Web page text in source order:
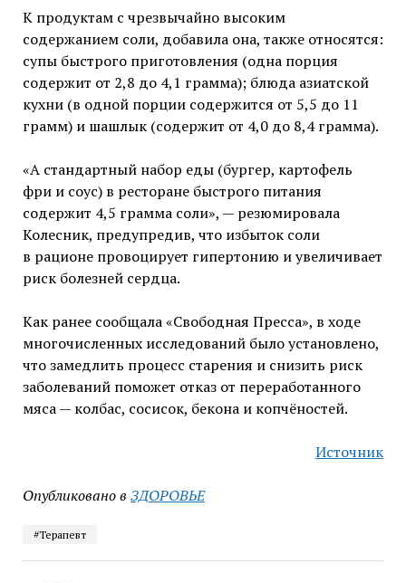
К продуктам с чрезвычайно высоким
содержанием соли, добавила она, также относятся:
супы быстрого приготовления (одна порция
содержит от 2,8 до 4,1 грамма); блюда азиатской
кухни (в одной порции содержится от 5,5 до 11
грамм) и шашлык (содержит от 4,0 до 8,4 грамма).
«А стандартный набор еды (бургер, картофель
фри и соус) в ресторане быстрого питания
содержит 4,5 грамма соли», — резюмировала
Колесник, предупредив, что избыток соли
в рационе провоцирует гипертонию и увеличивает
риск болезней сердца.
Как ранее сообщала «Свободная Пресса», в ходе
многочисленных исследований было установлено,
что замедлить процесс старения и снизить риск
заболеваний поможет отказ от переработанного
мяса — колбас, сосисок, бекона и копчёностей.
Источник
Опубликовано в ЗДОРОВЬЕ
#Терапевт